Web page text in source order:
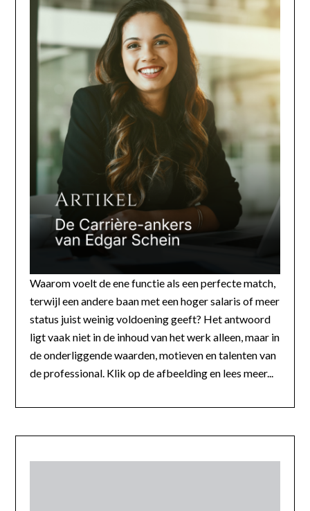
Waarom voelt de ene functie als een perfecte match,
terwijl een andere baan met een hoger salaris of meer
status juist weinig voldoening geeft? Het antwoord
ligt vaak niet in de inhoud van het werk alleen, maar in
de onderliggende waarden, motieven en talenten van
de professional. Klik op de afbeelding en lees meer...